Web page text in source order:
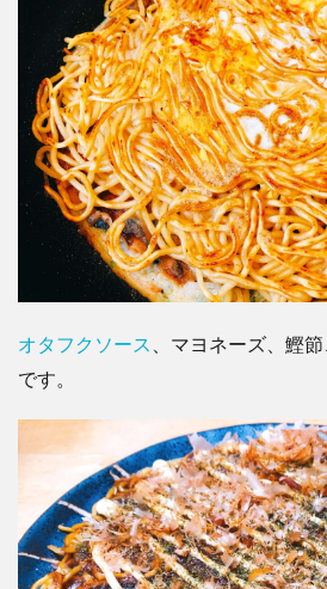
オタフクソース
、マヨネーズ、鰹
です。